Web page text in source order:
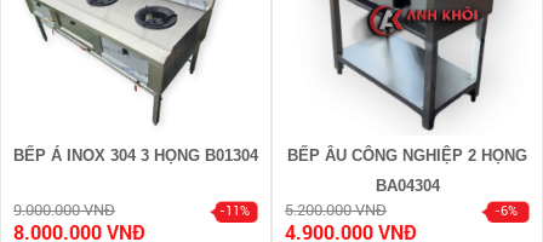
BẾP Á INOX 304 3 HỌNG B01304
9.000.000 VNĐ
8.000.000 VNĐ
BẾP ÂU CÔNG NGHIỆP 2 HỌNG
BA04304
5.200.000 VNĐ
4.900.000 VNĐ